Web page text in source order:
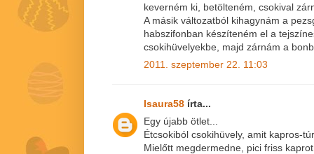
keverném ki, betölteném, csokival
A másik változatból kihagynám a
habszifonban készíteném el a
csokihüvelyekbe, majd zárnám a
2011. szeptember 22. 11:03
Isaura58 írta...
Egy újabb ötlet...
Étcsokiból csokihüvely, amit kapros-
Mielőtt megdermedne, pici friss